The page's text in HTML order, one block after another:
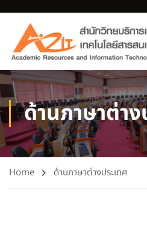
ด้านภาษาต่าง
Home ด้านภาษาต่างประเทศ